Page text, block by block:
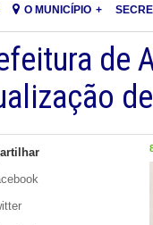
O MUNICÍPIO
de